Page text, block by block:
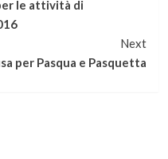
le attività di
Next
per Pasqua e Pasquetta